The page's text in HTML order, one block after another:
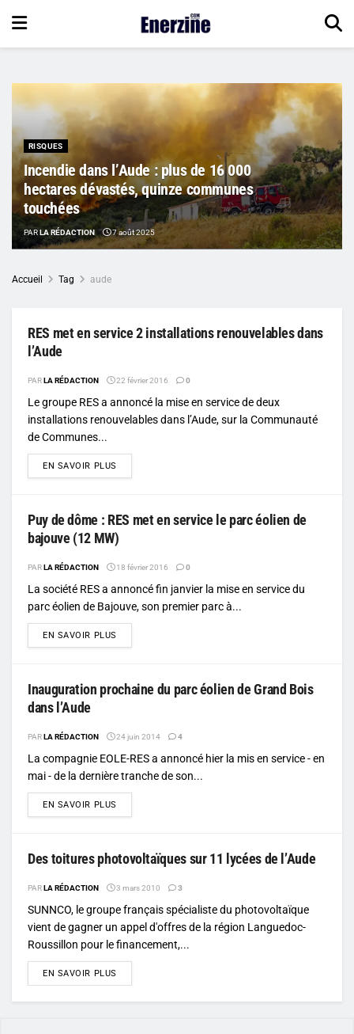
RISQUES
Incendie dans l’Aude : plus de 16 000
hectares dévastés, quinze communes
touchées
PARLA RÉDACTION 7 août 2025
Accueil Tag aude
RES met en service 2 installations renouvelables dans
l’Aude
PARLA RÉDACTION 22 février 2016 0
Le groupe RES a annoncé la mise en service de deux
installations renouvelables dans l’Aude, sur la Communauté
de Communes...
EN SAVOIR PLUS
Puy de dôme : RES met en service le parc éolien de
bajouve (12 MW)
PARLA RÉDACTION 18 février 2016 0
La société RES a annoncé fin janvier la mise en service du
parc éolien de Bajouve, son premier parc à...
EN SAVOIR PLUS
Inauguration prochaine du parc éolien de Grand Bois
dans l’Aude
PARLA RÉDACTION 24 juin 2014 4
La compagnie EOLE-RES a annoncé hier la mis en service - en
mai - de la dernière tranche de son...
EN SAVOIR PLUS
Des toitures photovoltaïques sur 11 lycées de l’Aude
PARLA RÉDACTION 3 mars 2010 3
SUNNCO, le groupe français spécialiste du photovoltaïque
vient de gagner un appel d'offres de la région Languedoc-
Roussillon pour le financement,...
EN SAVOIR PLUS